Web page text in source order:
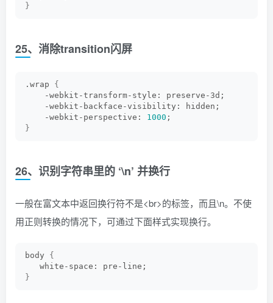
}
25、消除transition闪屏
.wrap {
    -webkit-transform-style: preserve-3d;
    -webkit-backface-visibility: hidden;
    -webkit-perspective:
1000 ;
}
26、识别字符串里的 ‘\n’ 并换行
一般在富文本中返回换行符不是<br>的标签，而且\n。不使
用正则转换的情况下，可通过下面样式实现换行。
body {
   white-space: pre-line;
}